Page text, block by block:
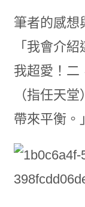
筆者的感想
「我會介
我超愛！二
（指任天
帶來平衡。」